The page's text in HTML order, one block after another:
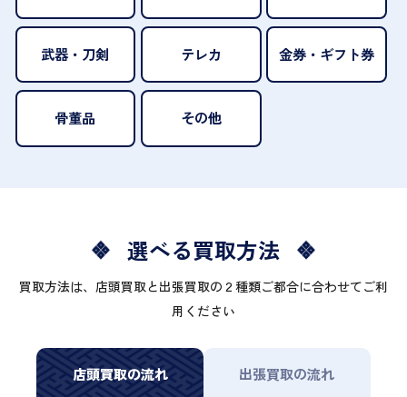
武器・刀剣 テレカ 金券・ギフト券
骨董品 その他
選べる買取方法
買取方法は、店頭買取と出張買取の２種類ご都合に合わせてご利
用ください
店頭買取の流れ 出張買取の流れ